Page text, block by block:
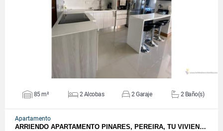
VER DETALLES
85 m² 2 Alcobas 2 Garaje 2 Baño(s)
Apartamento
ARRIENDO APARTAMENTO PINARES, PEREIRA, TU VIVIEN…